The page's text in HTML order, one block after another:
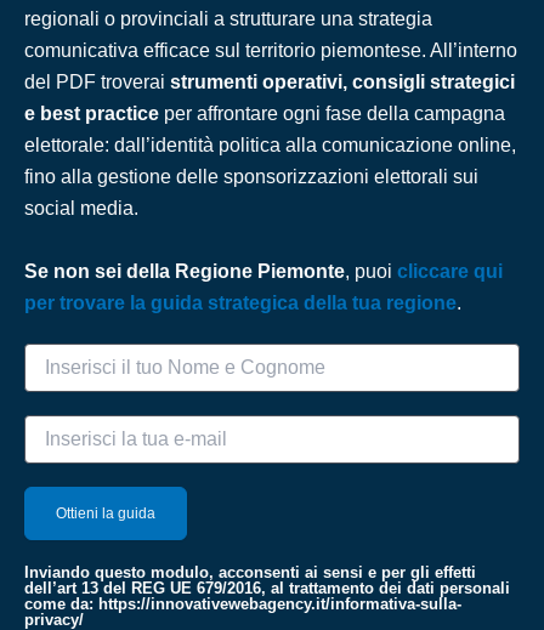
regionali o provinciali a strutturare una strategia
comunicativa efficace sul territorio piemontese. All’interno
del PDF troverai strumenti operativi, consigli strategici
e best practice per affrontare ogni fase della campagna
elettorale: dall’identità politica alla comunicazione online,
fino alla gestione delle sponsorizzazioni elettorali sui
social media.
Se non sei della Regione Piemonte, puoi cliccare qui
per trovare la guida strategica della tua regione.
Inviando questo modulo, acconsenti ai sensi e per gli effetti
dell’art 13 del REG UE 679/2016, al trattamento dei dati personali
come da: https://innovativewebagency.it/informativa-sulla-
privacy/